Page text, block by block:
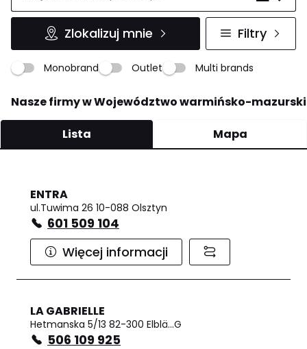
Zlokalizuj mnie Filtry
Monobrand Outlet Multi brands
Nasze firmy w Województwo warmińsko-
Lista Mapa
ENTRA
ul.Tuwima 26 10-088 Olsztyn
601 509 104
Więcej informacji
LA GABRIELLE
Hetmanska 5/13 82-300 Elblä…G
506 109 925